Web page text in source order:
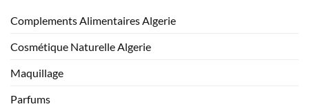
Complements Alimentaires Algerie
Cosmétique Naturelle Algerie
Maquillage
Parfums